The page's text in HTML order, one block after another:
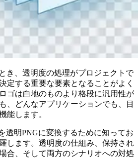
き、透明度の処理がプロジェクトで
定する重要な要素となることがよく
ゴは白地のものより格段に汎用性が
、どんなアプリケーションでも、目
能します。
透明PNGに変換するために知ってお
します。透明度の仕組み、保持され
合、そして両方のシナリオへの対処